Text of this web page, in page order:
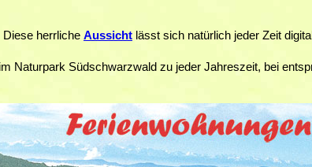
Diese herrliche Aussicht lässt sich natürlich jeder Zeit
Naturpark Südschwarzwald zu jeder Jahreszeit, bei